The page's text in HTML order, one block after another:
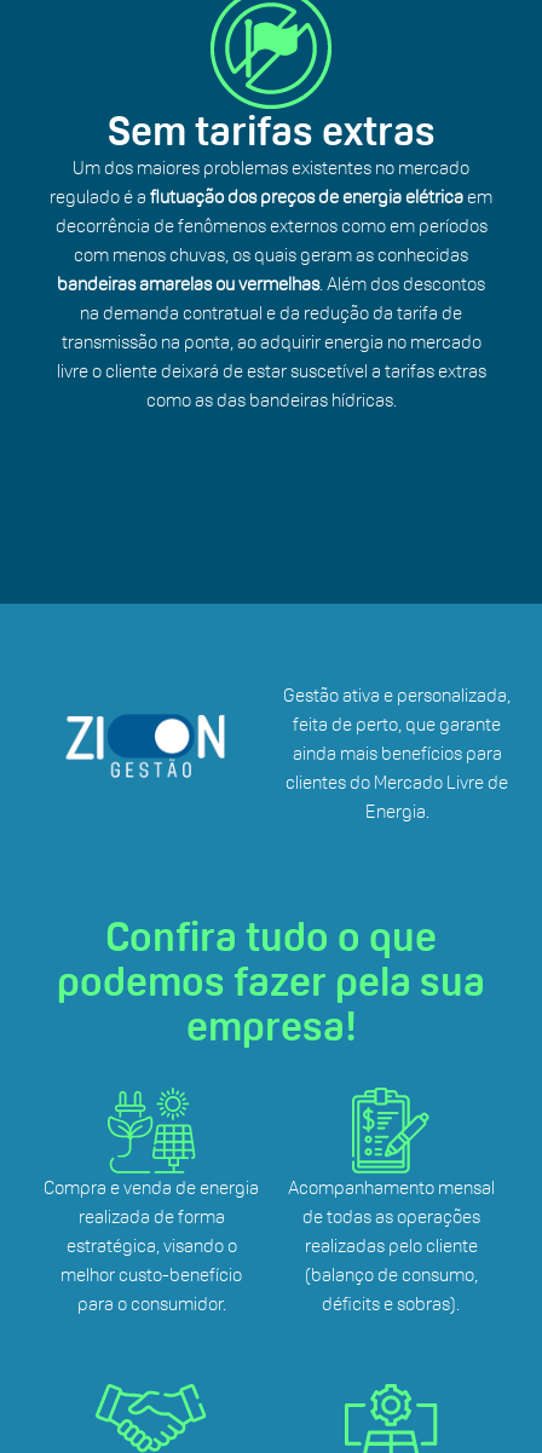
Sem tarifas extras
Um dos maiores problemas existentes no mercado
regulado é aflutuação dos preços de energia elétricaem
decorrência de fenômenos externos como em períodos
com menos chuvas, os quais geram as conhecidas
bandeiras amarelas ou vermelhas. Além dos descontos
na demanda contratual e da redução da tarifa de
transmissão na ponta, ao adquirir energia no mercado
livre o cliente deixará de estar suscetível a tarifas extras
como as das bandeiras hídricas.
Gestão ativa e personalizada,
feita de perto, que garante
ainda mais benefícios para
clientes do Mercado Livre de
Energia.
Confira tudo o que
podemos fazer pela sua
empresa!
Compra e venda de energia
realizada de forma
estratégica, visando o
melhor custo-benefício
para o consumidor.
Acompanhamento mensal
de todas as operações
realizadas pelo cliente
(balanço de consumo,
déficits e sobras).